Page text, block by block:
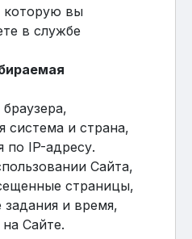
вы
в службе
система и страна,
по IP-адресу.
Сайта,
страницы,
и время,
Сайте.